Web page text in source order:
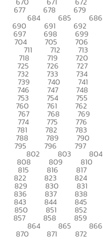
677 678 679
684 685 686
690 691 692
697 698 699
704 705 706
711 712 713
718 719 720
725 726 727
732 733 734
739 740 741
746 747 748
753 754 755
760 761 762
767 768 769
774 775 776
781 782 783
788 789 790
795 796 797
802 803 804
808 809 810
815 816 817
822 823 824
829 830 831
836 837 838
843 844 845
850 851 852
857 858 859
864 865 866
870 871 872